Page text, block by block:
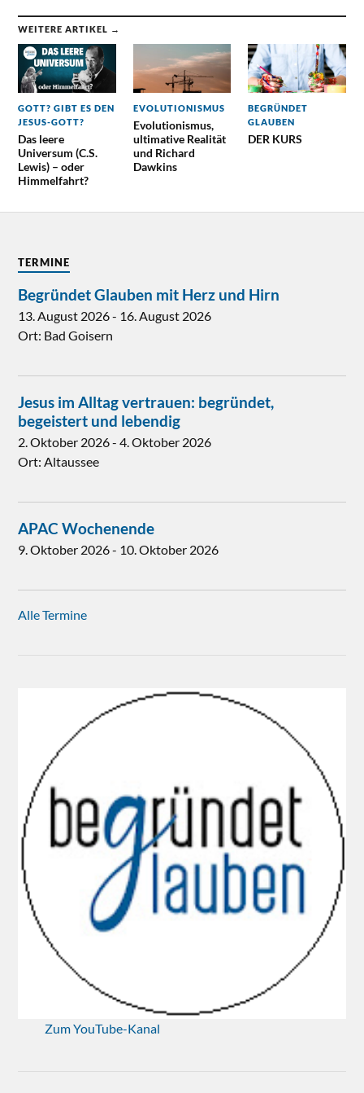
WEITERE ARTIKEL →
GOTT? GIBT ES DEN
JESUS-GOTT?
Das leere
Universum (C.S.
Lewis) – oder
Himmelfahrt?
EVOLUTIONISMUS
Evolutionismus,
ultimative Realität
und Richard
Dawkins
BEGRÜNDET
GLAUBEN
DER KURS
TERMINE
Begründet Glauben mit Herz und Hirn
13. August 2026- 16. August 2026
Ort: Bad Goisern
Jesus im Alltag vertrauen: begründet,
begeistert und lebendig
2. Oktober 2026-4. Oktober 2026
Ort:Altaussee
APAC Wochenende
9. Oktober 2026- 10. Oktober 2026
Alle Termine
Zum YouTube-Kanal